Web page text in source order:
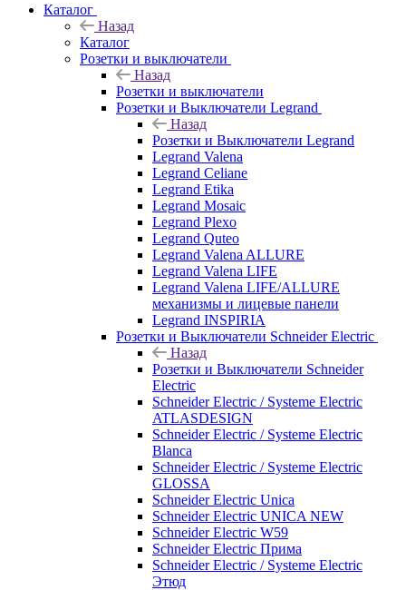
Каталог
Назад
Каталог
Розетки и выключатели
Назад
Розетки и выключатели
Розетки и Выключатели Legrand
Назад
Розетки и Выключатели Legrand
Legrand Valena
Legrand Celiane
Legrand Etika
Legrand Mosaic
Legrand Plexo
Legrand Quteo
Legrand Valena ALLURE
Legrand Valena LIFE
Legrand Valena LIFE/ALLURE
механизмы и лицевые панели
Legrand INSPIRIA
Розетки и Выключатели Schneider Electric
Назад
Розетки и Выключатели Schneider
Electric
Schneider Electric / Systeme Electric
ATLASDESIGN
Schneider Electric / Systeme Electric
Blanca
Schneider Electric / Systeme Electric
GLOSSA
Schneider Electric Unica
Schneider Electric UNICA NEW
Schneider Electric W59
Schneider Electric Прима
Schneider Electric / Systeme Electric
Этюд